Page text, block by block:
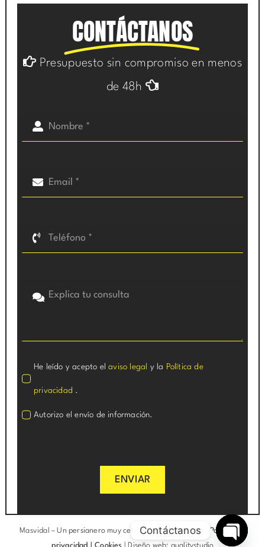
CONTÁCTANOS
Presupuesto sin compromiso en menos
de 48h
He leído y acepto elaviso legal y la Política de
privacidad .
Autorizo el envío de información.
ENVIAR
Masvidal –Un persianero muy cerca de ti|Aviso legal
Política de
privacidad
|Cookies Diseño web: qualitystudio
Contáctanos